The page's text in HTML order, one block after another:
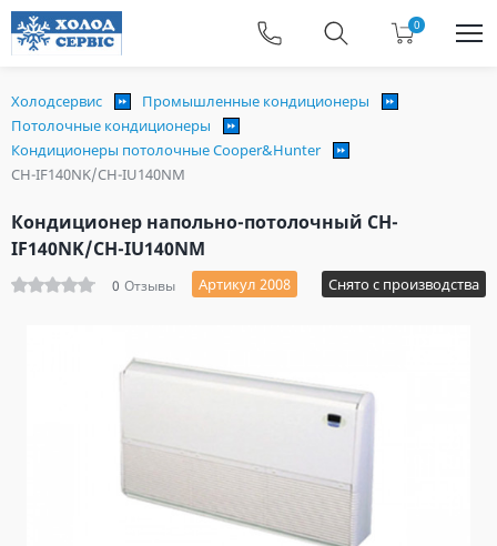
0
Холодсервис
Промышленные кондиционеры
Потолочные кондиционеры
Кондиционеры потолочные Cooper&Hunter
CH-IF140NK/CH-IU140NM
Кондиционер напольно-потолочный CH-
IF140NK/CH-IU140NM
0 Отзывы Артикул 2008 Снято с производства